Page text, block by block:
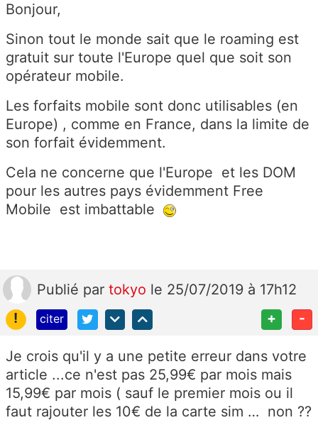
Bonjour,
Sinon tout le monde sait que le roaming est
gratuit sur toute l'Europe quel que soit son
opérateur mobile.
Les forfaits mobile sont donc utilisables (en
Europe) , comme en France, dans la limite de
son forfait évidemment.
Cela ne concerne que l'Europe et les DOM
pour les autres pays évidemment Free
Mobile est imbattable
Publié par tokyo le 25/07/2019 à 17h12
!
citer + -
Je crois qu'il y a une petite erreur dans votre
article ...ce n'est pas 25,99€ par mois mais
15,99€ par mois ( sauf le premier mois ou il
faut rajouter les 10€ de la carte sim … non ??